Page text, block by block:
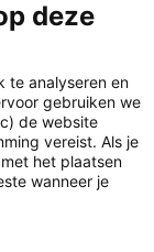
deze
te analyseren en
gebruiken we
de website
vereist. Als je
het plaatsen
wanneer je